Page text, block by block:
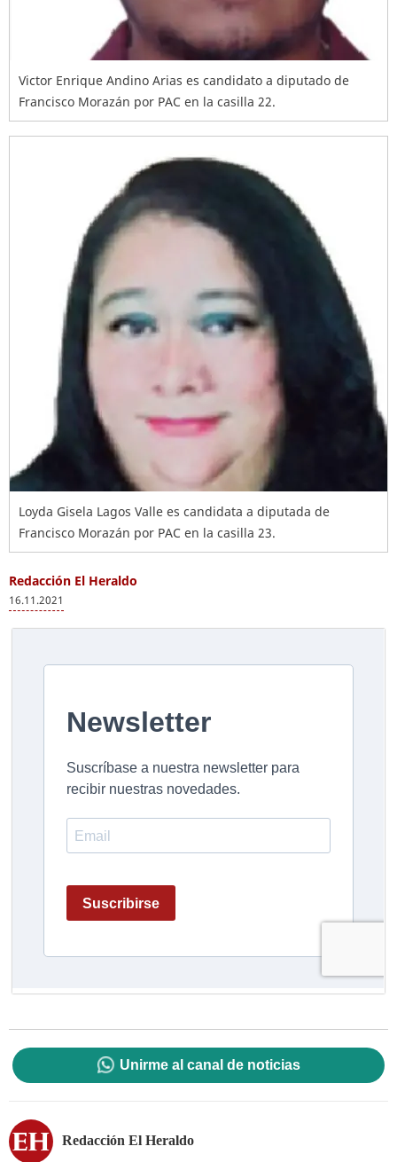
Victor Enrique Andino Arias es candidato a diputado de
Francisco Morazán por PAC en la casilla 22.
Loyda Gisela Lagos Valle es candidata a diputada de
Francisco Morazán por PAC en la casilla 23.
Redacción El Heraldo
16.11.2021
Unirme al canal de noticias
Redacción El Heraldo